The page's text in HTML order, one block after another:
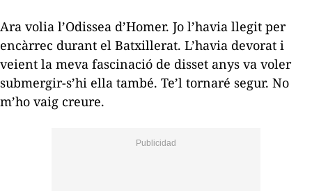
Ara volia l’Odissea d’Homer. Jo l’havia llegit per
encàrrec durant el Batxillerat. L’havia devorat i
veient la meva fascinació de disset anys va voler
submergir-s’hi ella també. Te’l tornaré segur. No
m’ho vaig creure.